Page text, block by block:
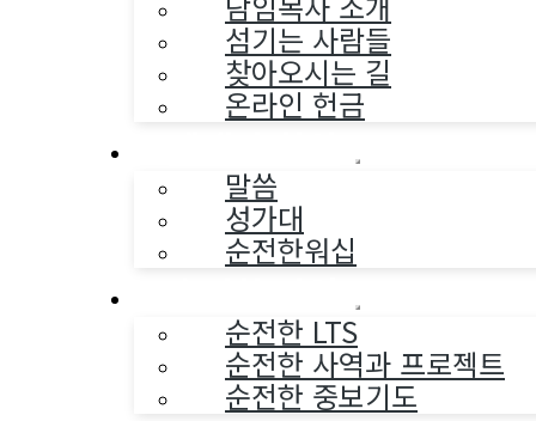
섬기는 사람들
찾아오시는 길
온라인 헌금
말씀
성가대
순전한워십
순전한 LTS
순전한 사역과 프로젝트
순전한 중보기도